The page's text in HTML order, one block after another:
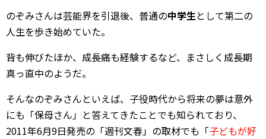
のぞみさんは芸能界を引退後、普通の中学生として第二の
人生を歩き始めていた。
背も伸びたほか、成長痛も経験するなど、まさしく成長期
真っ直中のようだ。
そんなのぞみさんといえば、子役時代から将来の夢は意外
にも「保母さん」と答えてきたことでも知られており、
2011年6月9日発売の「週刊文春」の取材でも「子どもが好